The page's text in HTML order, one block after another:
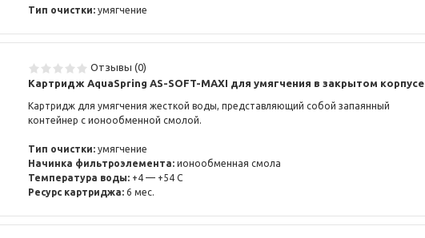
Тип очистки: умягчение
Отзывы (0)
Картридж AquaSpring AS-SOFT-MAXI для умягчения в закрытом корпусе
Картридж для умягчения жесткой воды, представляющий собой запаянный
контейнер с ионообменной смолой.
Тип очистки: умягчение
Начинка фильтроэлемента: ионообменная смола
Температура воды: +4 — +54 С
Ресурс картриджа: 6 мес.